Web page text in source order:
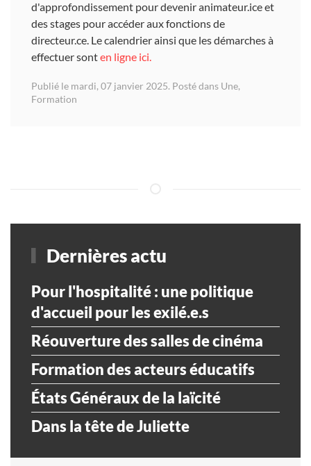
d'approfondissement pour devenir animateur.ice et
des stages pour accéder aux fonctions de
directeur.ce. Le calendrier ainsi que les démarches à
effectuer sonten ligne ici.
Publié le mardi, 07 janvier 2025. Posté dans Une,
Formation
Dernières actu
Pour l'hospitalité : une politique
d'accueil pour les exilé.e.s
Réouverture des salles de cinéma
Formation des acteurs éducatifs
États Généraux de la laïcité
Dans la tête de Juliette